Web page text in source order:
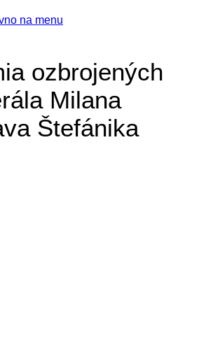
na menu
ozbrojených
Milana
Štefánika